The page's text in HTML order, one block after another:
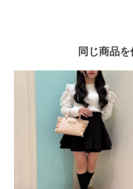
同じ商品を